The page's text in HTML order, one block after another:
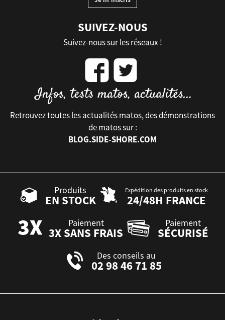
SUIVEZ-NOUS
Suivez-nous sur les réseaux !
Retrouvez toutes les actualités matos, des démonstrations
de matos sur :
BLOG.SIDE-SHORE.COM
Produits
EN STOCK
Expédition des produits en stock
24/48H FRANCE
Paiement
3X SANS FRAIS
Paiement
SÉCURISÉ
Des conseils au
02 98 46 71 85